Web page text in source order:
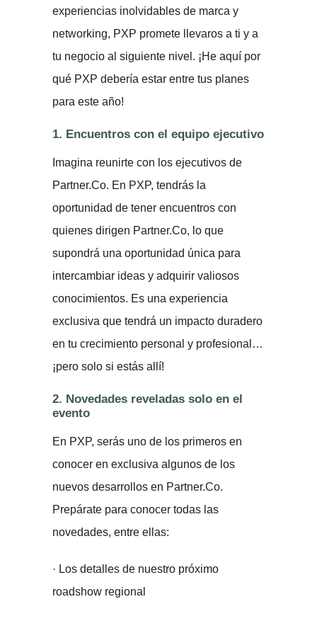
experiencias inolvidables de marca y
networking, PXP promete llevaros a ti y a
tu negocio al siguiente nivel. ¡He aquí por
qué PXP debería estar entre tus planes
para este año!
1. Encuentros con el equipo ejecutivo
Imagina reunirte con los ejecutivos de
Partner.Co. En PXP, tendrás la
oportunidad de tener encuentros con
quienes dirigen Partner.Co, lo que
supondrá una oportunidad única para
intercambiar ideas y adquirir valiosos
conocimientos. Es una experiencia
exclusiva que tendrá un impacto duradero
en tu crecimiento personal y profesional…
¡pero solo si estás allí!
2. Novedades reveladas solo en el
evento
En PXP, serás uno de los primeros en
conocer en exclusiva algunos de los
nuevos desarrollos en Partner.Co.
Prepárate para conocer todas las
novedades, entre ellas:
· Los detalles de nuestro próximo
roadshow regional